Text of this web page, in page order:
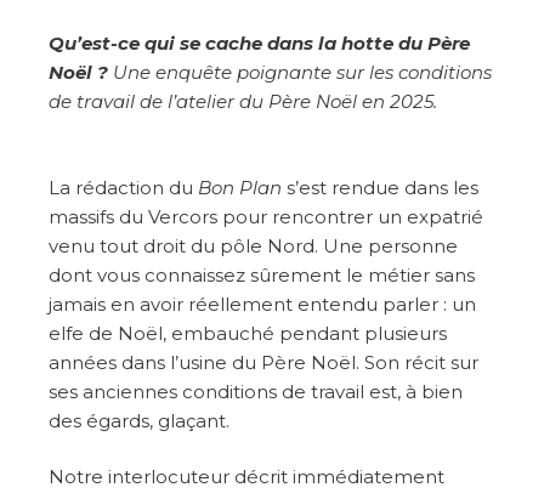
Qu’est-ce qui se cache dans la hotte du Père
Noël ? Une enquête poignante sur les conditions
de travail de l’atelier du Père Noël en 2025.
La rédaction du Bon Plan s’est rendue dans les
massifs du Vercors pour rencontrer un expatrié
venu tout droit du pôle Nord. Une personne
dont vous connaissez sûrement le métier sans
jamais en avoir réellement entendu parler : un
elfe de Noël, embauché pendant plusieurs
années dans l’usine du Père Noël. Son récit sur
ses anciennes conditions de travail est, à bien
des égards, glaçant.
Notre interlocuteur décrit immédiatement